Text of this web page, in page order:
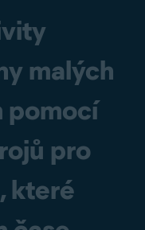
malých
pomocí
pro
které